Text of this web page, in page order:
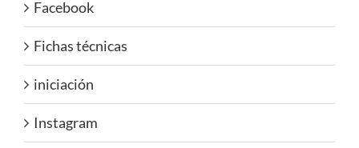
Facebook
Fichas técnicas
iniciación
Instagram